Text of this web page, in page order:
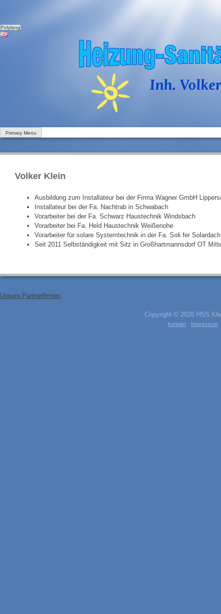
Skip
to
Polylang
Primary Menu
Volker Klein
Ausbildung zum Installateur bei der Firma Wagner GmbH
Installateur bei der Fa. Nachtrab in Schwabach
Vorarbeiter bei der Fa. Schwarz Haustechnik Windsbach
Vorarbeiter bei Fa. Held Haustechnik Weißenohe
Vorarbeiter für solare Systemtechnik in der Fa. Soli fer
Seit 2011 Selbständigkeit mit Sitz in Großhartmannsdorf OT
Beitragsnavigation
Unsere Partnerfirmen
Copyright © 2026 HSS
Kontakt Impressum